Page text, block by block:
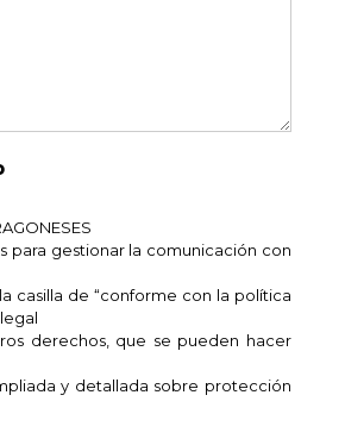
para gestionar la comunicación con
casilla de “conforme con la política
derechos, que se pueden hacer
y detallada sobre protección